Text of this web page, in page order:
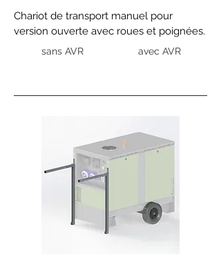
Chariot de transport manuel pour
version ouverte avec roues et poignées.
sans AVR avec AVR